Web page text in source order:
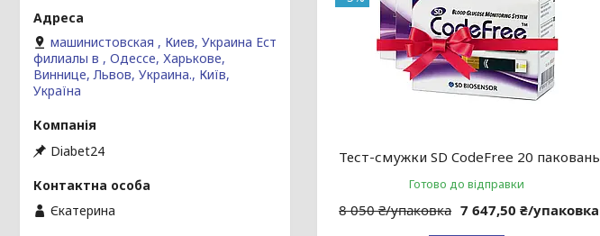
Тест-смужки SD CodeFree 20 паковань
Готово до відправки
8 050 ₴/упаковка 7 647,50 ₴/упаковка
машинистовская , Киев, Украина Ест
филиалы в , Одессе, Харькове,
Виннице, Львов, Украина., Київ,
Україна
Diabet24
Єкатерина